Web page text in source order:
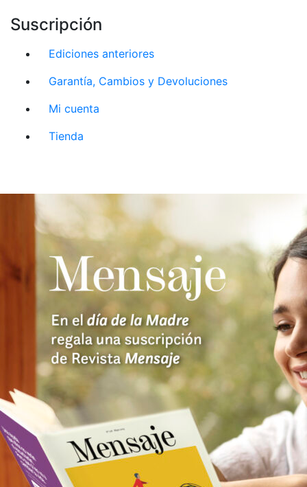
Suscripción
Ediciones anteriores
Garantía, Cambios y Devoluciones
Mi cuenta
Tienda